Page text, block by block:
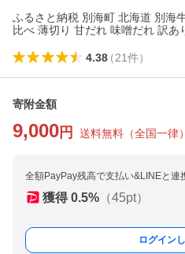
ふるさと納税 別海町 北海道 別海
比べ 薄切り 甘だれ 味噌だれ 訳あ
4.38（21件）
寄附金額
9,000 円 送料無料 （全国一律）
全額PayPay残高で支払い&LINEと連
獲得 0.5% （45pt）
ログイン